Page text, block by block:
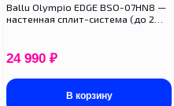
Ballu Olympio EDGE BSO-07HN8 —
настенная сплит-система (до 2…
24 990 ₽
В корзину